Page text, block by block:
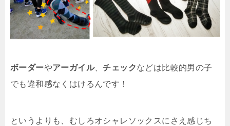
ボーダーやアーガイル、チェックなどは比較的男の子
でも違和感なくはけるんです！
というよりも、むしろオシャレソックスにさえ感じち